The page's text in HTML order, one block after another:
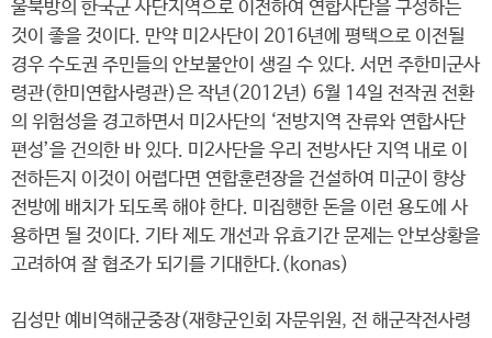
울북방의 한국군 사단지역으로 이전하여 연합사단을 구성하는
것이 좋을 것이다. 만약 미2사단이 2016년에 평택으로 이전될
경우 수도권 주민들의 안보불안이 생길 수 있다. 서먼 주한미군사
령관(한미연합사령관)은 작년(2012년) 6월 14일 전작권 전환
의 위험성을 경고하면서 미2사단의 ‘전방지역 잔류와 연합사단
편성’을 건의한 바 있다. 미2사단을 우리 전방사단 지역 내로 이
전하든지 이것이 어렵다면 연합훈련장을 건설하여 미군이 향상
전방에 배치가 되도록 해야 한다. 미집행한 돈을 이런 용도에 사
용하면 될 것이다. 기타 제도 개선과 유효기간 문제는 안보상황을
고려하여 잘 협조가 되기를 기대한다.(konas)
김성만 예비역해군중장(재향군인회 자문위원, 전 해군작전사령